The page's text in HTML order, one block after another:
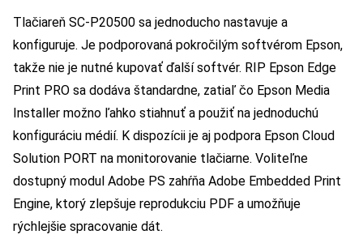
Tlačiareň SC-P20500 sa jednoducho nastavuje a
konfiguruje. Je podporovaná pokročilým softvérom Epson,
takže nie je nutné kupovať ďalší softvér. RIP Epson Edge
Print PRO sa dodáva štandardne, zatiaľ čo Epson Media
Installer možno ľahko stiahnuť a použiť na jednoduchú
konfiguráciu médií. K dispozícii je aj podpora Epson Cloud
Solution PORT na monitorovanie tlačiarne. Voliteľne
dostupný modul Adobe PS zahŕňa Adobe Embedded Print
Engine, ktorý zlepšuje reprodukciu PDF a umožňuje
rýchlejšie spracovanie dát.